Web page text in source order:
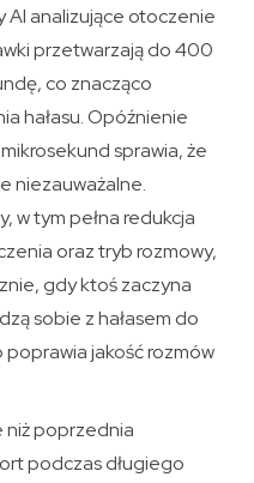
analizujące otoczenie
przetwarzają do 400
co znacząco
hałasu. Opóźnienie
sprawia, że
niezauważalne.
w tym pełna redukcja
oraz tryb rozmowy,
gdy ktoś zaczyna
sobie z hałasem do
poprawia jakość rozmów
niż poprzednia
podczas długiego